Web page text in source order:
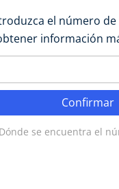
el número
información
Confirmar
se encuentra el